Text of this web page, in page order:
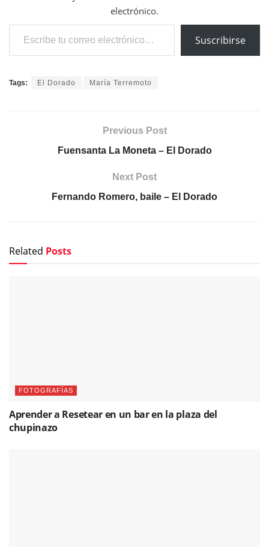
electrónico.
Escribe tu correo electrónico…
Suscribirse
Tags: El Dorado María Terremoto
Previous Post
Fuensanta La Moneta – El Dorado
Next Post
Fernando Romero, baile – El Dorado
Related Posts
FOTOGRAFÍAS
Aprender a Resetear en un bar en la plaza del
chupinazo